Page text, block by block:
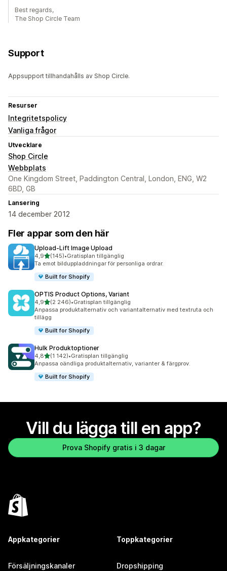
Best regards,
The Shop Circle Team
Support
Appsupport tillhandahålls av Shop Circle.
Resurser
Integritetspolicy
Vanliga frågor
Utvecklare
Shop Circle
Webbplats
One Kingdom Street, Paddington Central, London, ENG, W2
6BD, GB
Lansering
14 december 2012
Fler appar som den här
Upload‑Lift Image Upload
4,9av 5 stjärnor
(145)
145 recensioner totalt
•Gratisplan tillgänglig
Ta emot bilduppladdningar för personliga ordrar.
Built for Shopify
OPTIS Product Options, Variant
4,9av 5 stjärnor
(2 246)
2246 recensioner totalt
•Gratisplan tillgänglig
Anpassa produktalternativ och variantalternativ med textruta och
tillägg
Built for Shopify
Hulk Produktoptioner
4,8av 5 stjärnor
(1 142)
1142 recensioner totalt
•Gratisplan tillgänglig
Anpassa oändliga produktalternativ, varianter & färgprov.
Built for Shopify
Vill du lägga till en app?
Prova Shopify gratis i 3 dagar
Appkategorier
Försäljningskanaler
Toppkategorier
Dropshipping